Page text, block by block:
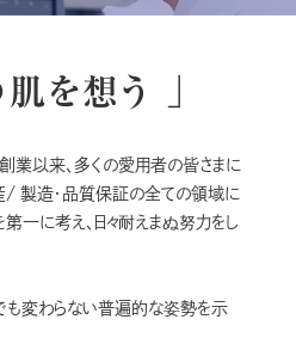
肌を想う 」
業以来、多くの愛用者の皆さまに
製造・品質保証の全ての領域に
一に考え、日々耐えまぬ努力をし
でも変わらない普遍的な姿勢を示